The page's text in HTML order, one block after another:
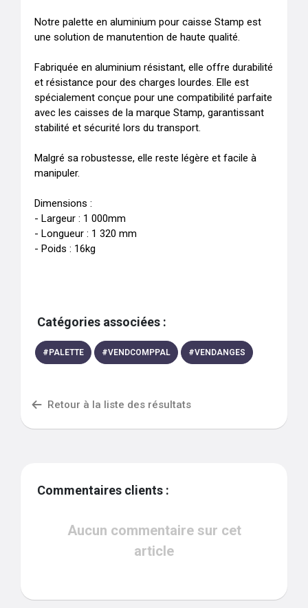
Notre palette en aluminium pour caisse Stamp est
une solution de manutention de haute qualité.
Fabriquée en aluminium résistant, elle offre durabilité
et résistance pour des charges lourdes. Elle est
spécialement conçue pour une compatibilité parfaite
avec les caisses de la marque Stamp, garantissant
stabilité et sécurité lors du transport.
Malgré sa robustesse, elle reste légère et facile à
manipuler.
Dimensions :
- Largeur : 1 000mm
- Longueur : 1 320 mm
- Poids : 16kg
Catégories associées :
# PALETTE #VENDCOMPPAL #VENDANGES
Retour à la liste des résultats
Commentaires clients :
Aucun commentaire sur cet
article